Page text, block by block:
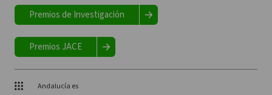
Premios de Investigación
Premios JACE
Andalucía es